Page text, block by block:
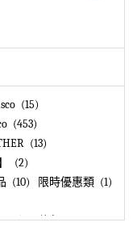
15
453
13
2
10 限時優惠類
1
心靈修行
2